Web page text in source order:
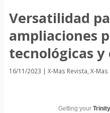
Versatilidad
ampliaciones
tecnológicas y
16/11/2023 |X-Mas Revista,X-Mas
Getting your